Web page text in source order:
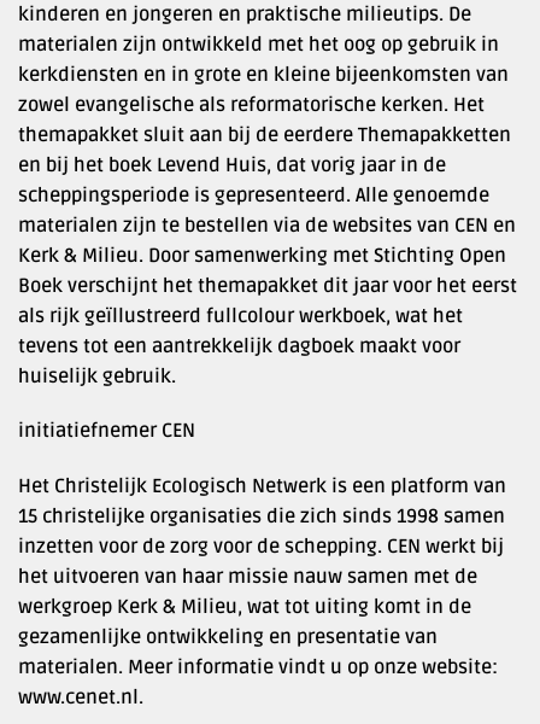
kinderen en jongeren en praktische milieutips. De
materialen zijn ontwikkeld met het oog op gebruik in
kerkdiensten en in grote en kleine bijeenkomsten van
zowel evangelische als reformatorische kerken. Het
themapakket sluit aan bij de eerdere Themapakketten
en bij het boek Levend Huis, dat vorig jaar in de
scheppingsperiode is gepresenteerd. Alle genoemde
materialen zijn te bestellen via de websites van CEN en
Kerk & Milieu. Door samenwerking met Stichting Open
Boek verschijnt het themapakket dit jaar voor het eerst
als rijk geïllustreerd fullcolour werkboek, wat het
tevens tot een aantrekkelijk dagboek maakt voor
huiselijk gebruik.
initiatiefnemer CEN
Het Christelijk Ecologisch Netwerk is een platform van
15 christelijke organisaties die zich sinds 1998 samen
inzetten voor de zorg voor de schepping. CEN werkt bij
het uitvoeren van haar missie nauw samen met de
werkgroep Kerk & Milieu, wat tot uiting komt in de
gezamenlijke ontwikkeling en presentatie van
materialen. Meer informatie vindt u op onze website:
www.cenet.nl.